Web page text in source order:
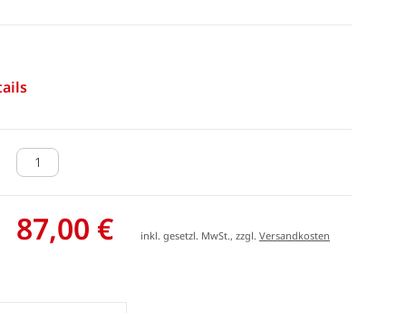
87,00 € inkl. gesetzl. MwSt., zzgl.Versandkosten